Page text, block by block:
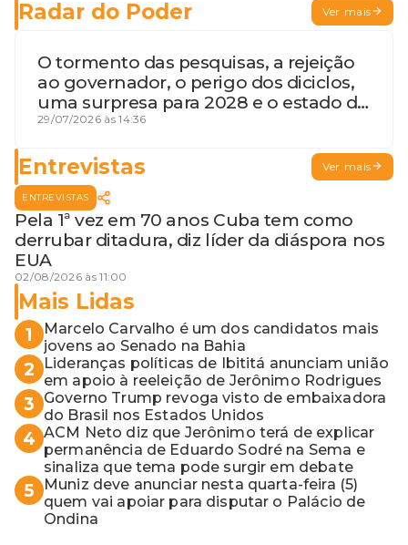
Radar do Poder Ver mais
O tormento das pesquisas, a rejeição
ao governador, o perigo dos diciclos,
uma surpresa para 2028 e o estado de
terceira guerra mundial
29/07/2026 às 14:36
Entrevistas Ver mais
ENTREVISTAS
Pela 1ª vez em 70 anos Cuba tem como
derrubar ditadura, diz líder da diáspora nos
EUA
02/08/2026 às 11:00
Mais Lidas
1
Marcelo Carvalho é um dos candidatos mais
jovens ao Senado na Bahia
2
Lideranças políticas de Ibititá anunciam união
em apoio à reeleição de Jerônimo Rodrigues
3
Governo Trump revoga visto de embaixadora
do Brasil nos Estados Unidos
4 ACM Neto diz que Jerônimo terá de explicar
permanência de Eduardo Sodré na Sema e
sinaliza que tema pode surgir em debate
5
Muniz deve anunciar nesta quarta-feira (5)
quem vai apoiar para disputar o Palácio de
Ondina